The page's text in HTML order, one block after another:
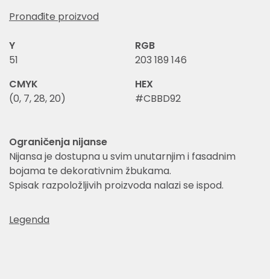
Pronađite proizvod
Y
51
RGB
203 189 146
CMYK
(0, 7, 28, 20)
HEX
#CBBD92
Ograničenja nijanse
Nijansa je dostupna u svim unutarnjim i fasadnim
bojama te dekorativnim žbukama.
Spisak razpoložljivih proizvoda nalazi se ispod.
Legenda